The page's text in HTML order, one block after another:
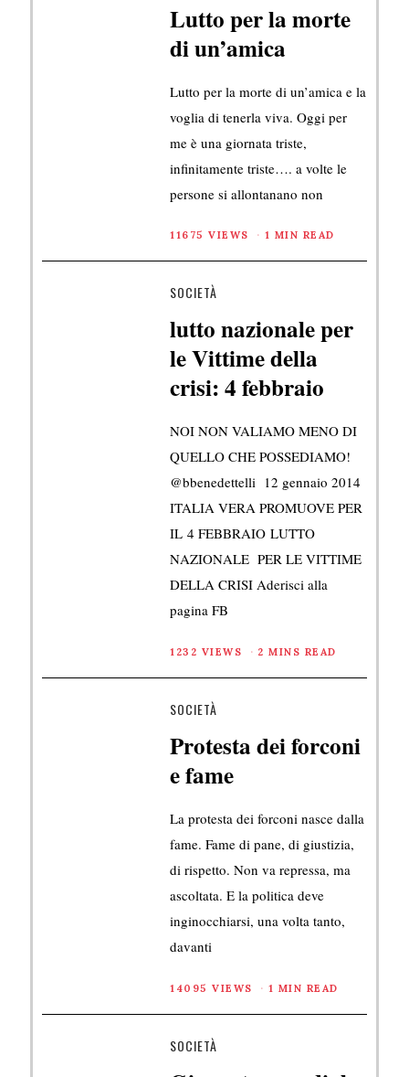
Lutto per la morte
di un’amica
Lutto per la morte di un’amica e la
voglia di tenerla viva. Oggi per
me è una giornata triste,
infinitamente triste…. a volte le
persone si allontanano non
11675 VIEWS 1 MIN READ
SOCIETÀ
lutto nazionale per
le Vittime della
crisi: 4 febbraio
NOI NON VALIAMO MENO DI
QUELLO CHE POSSEDIAMO!
@bbenedettelli 12 gennaio 2014
ITALIA VERA PROMUOVE PER
IL 4 FEBBRAIO LUTTO
NAZIONALE PER LE VITTIME
DELLA CRISI Aderisci alla
pagina FB
1232 VIEWS 2 MINS READ
SOCIETÀ
Protesta dei forconi
e fame
La protesta dei forconi nasce dalla
fame. Fame di pane, di giustizia,
di rispetto. Non va repressa, ma
ascoltata. E la politica deve
inginocchiarsi, una volta tanto,
davanti
14095 VIEWS 1 MIN READ
SOCIETÀ